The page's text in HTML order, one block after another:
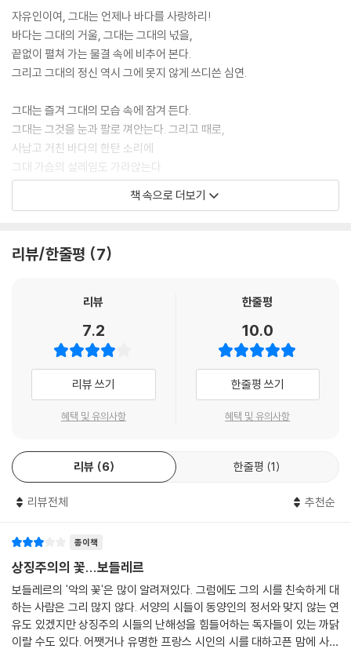
자유인이여, 그대는 언제나 바다를 사랑하리!
바다는 그대의 거울, 그대는 그대의 넋을,
끝없이 펼쳐 가는 물결 속에 비추어 본다.
그리고 그대의 정신 역시 그에 못지 않게 쓰디쓴 심연.
그대는 즐겨 그대의 모습 속에 잠겨 든다.
그대는 그것을 눈과 팔로 껴안는다. 그리고 때로,
사납고 거친 바다의 한탄 소리에
그대 가슴의 설레임도 가라앉는다.
그대들은 다 같이 컴컴하고 조심스럽다.
그토록 악착같이 그대들은 비밀을 지킨다!
책 속으로 더보기
리뷰/한줄평 7
리뷰
7.2
리뷰 쓰기
혜택 및 유의사항
한줄평
10.0
한줄평 쓰기
혜택 및 유의사항
리뷰 6 한줄평 1
리뷰전체 추천순
종이책
상징주의의 꽃...보들레르
보들레르의 '악의 꽃'은 많이 알려져있다. 그럼에도 그의 시를 친숙하게 대
하는 사람은 그리 많지 않다. 서양의 시들이 동양인의 정서와 맞지 않는 연
유도 있겠지만 상징주의 시들의 난해성을 힘들어하는 독자들이 있는 까닭
이랄 수도 있다. 어쨋거나 유명한 프랑스 시인의 시를 대하고픈 맘에 사보